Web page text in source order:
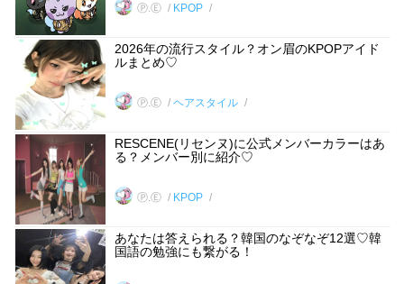
Ⓟ.Ⓔ KPOP
2026年の流行スタイル？オン眉のKPOPアイド
ルまとめ♡
Ⓟ.Ⓔ ヘアスタイル
RESCENE(リセンヌ)に公式メンバーカラーはあ
る？メンバー別に紹介♡
Ⓟ.Ⓔ KPOP
あなたは答えられる？韓国のなぞなぞ12選♡韓
国語の勉強にも繋がる！